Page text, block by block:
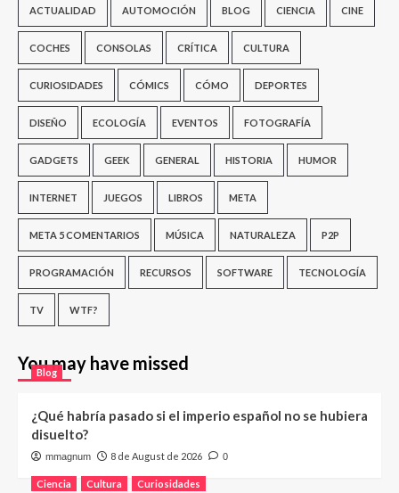
ACTUALIDAD AUTOMOCIÓN BLOG CIENCIA CINE
COCHES CONSOLAS CRÍTICA CULTURA
CURIOSIDADES CÓMICS CÓMO DEPORTES
DISEÑO ECOLOGÍA EVENTOS FOTOGRAFÍA
GADGETS GEEK GENERAL HISTORIA HUMOR
INTERNET JUEGOS LIBROS META
META 5 COMENTARIOS MÚSICA NATURALEZA P2P
PROGRAMACIÓN RECURSOS SOFTWARE TECNOLOGÍA
TV WTF?
You may have missed
Blog
¿Qué habría pasado si el imperio español no se hubiera
disuelto?
mmagnum 8 de August de 2026 0
Ciencia Cultura Curiosidades